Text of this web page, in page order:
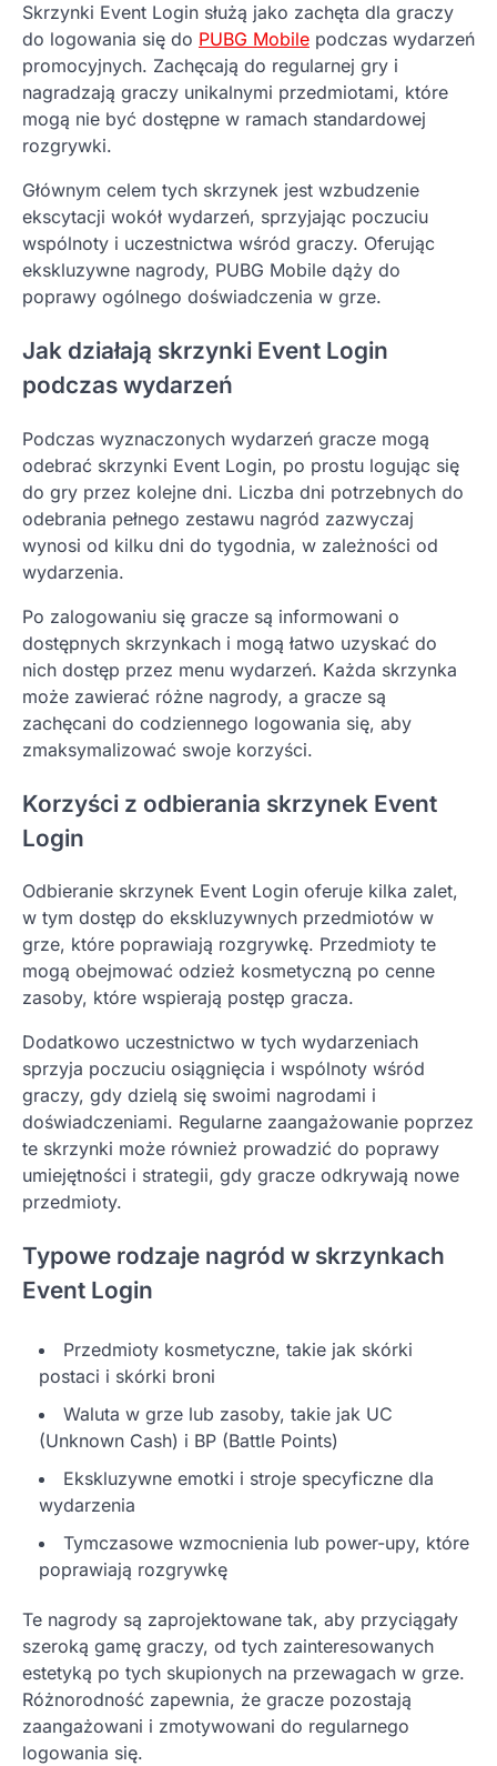
Skrzynki Event Login służą jako zachęta dla graczy
do logowania się do PUBG Mobile podczas wydarzeń
promocyjnych. Zachęcają do regularnej gry i
nagradzają graczy unikalnymi przedmiotami, które
mogą nie być dostępne w ramach standardowej
rozgrywki.
Głównym celem tych skrzynek jest wzbudzenie
ekscytacji wokół wydarzeń, sprzyjając poczuciu
wspólnoty i uczestnictwa wśród graczy. Oferując
ekskluzywne nagrody, PUBG Mobile dąży do
poprawy ogólnego doświadczenia w grze.
Jak działają skrzynki Event Login
podczas wydarzeń
Podczas wyznaczonych wydarzeń gracze mogą
odebrać skrzynki Event Login, po prostu logując się
do gry przez kolejne dni. Liczba dni potrzebnych do
odebrania pełnego zestawu nagród zazwyczaj
wynosi od kilku dni do tygodnia, w zależności od
wydarzenia.
Po zalogowaniu się gracze są informowani o
dostępnych skrzynkach i mogą łatwo uzyskać do
nich dostęp przez menu wydarzeń. Każda skrzynka
może zawierać różne nagrody, a gracze są
zachęcani do codziennego logowania się, aby
zmaksymalizować swoje korzyści.
Korzyści z odbierania skrzynek Event
Login
Odbieranie skrzynek Event Login oferuje kilka zalet,
w tym dostęp do ekskluzywnych przedmiotów w
grze, które poprawiają rozgrywkę. Przedmioty te
mogą obejmować odzież kosmetyczną po cenne
zasoby, które wspierają postęp gracza.
Dodatkowo uczestnictwo w tych wydarzeniach
sprzyja poczuciu osiągnięcia i wspólnoty wśród
graczy, gdy dzielą się swoimi nagrodami i
doświadczeniami. Regularne zaangażowanie poprzez
te skrzynki może również prowadzić do poprawy
umiejętności i strategii, gdy gracze odkrywają nowe
przedmioty.
Typowe rodzaje nagród w skrzynkach
Event Login
Przedmioty kosmetyczne, takie jak skórki
postaci i skórki broni
Waluta w grze lub zasoby, takie jak UC
(Unknown Cash) i BP (Battle Points)
Ekskluzywne emotki i stroje specyficzne dla
wydarzenia
Tymczasowe wzmocnienia lub power-upy, które
poprawiają rozgrywkę
Te nagrody są zaprojektowane tak, aby przyciągały
szeroką gamę graczy, od tych zainteresowanych
estetyką po tych skupionych na przewagach w grze.
Różnorodność zapewnia, że gracze pozostają
zaangażowani i zmotywowani do regularnego
logowania się.